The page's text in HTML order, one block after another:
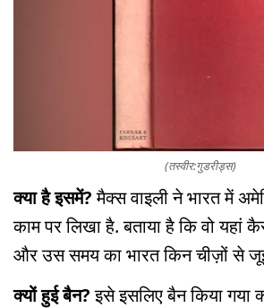
(तस्वीर:गुडरीड्स)
क्या है इसमें?मैक्स वाइली ने भारत में
काम पर लिखा है. बताया है कि वो यहां
और उस समय का भारत किन चीज़ों से
क्यों हुई बैन?इसे इसलिए बैन किया गया